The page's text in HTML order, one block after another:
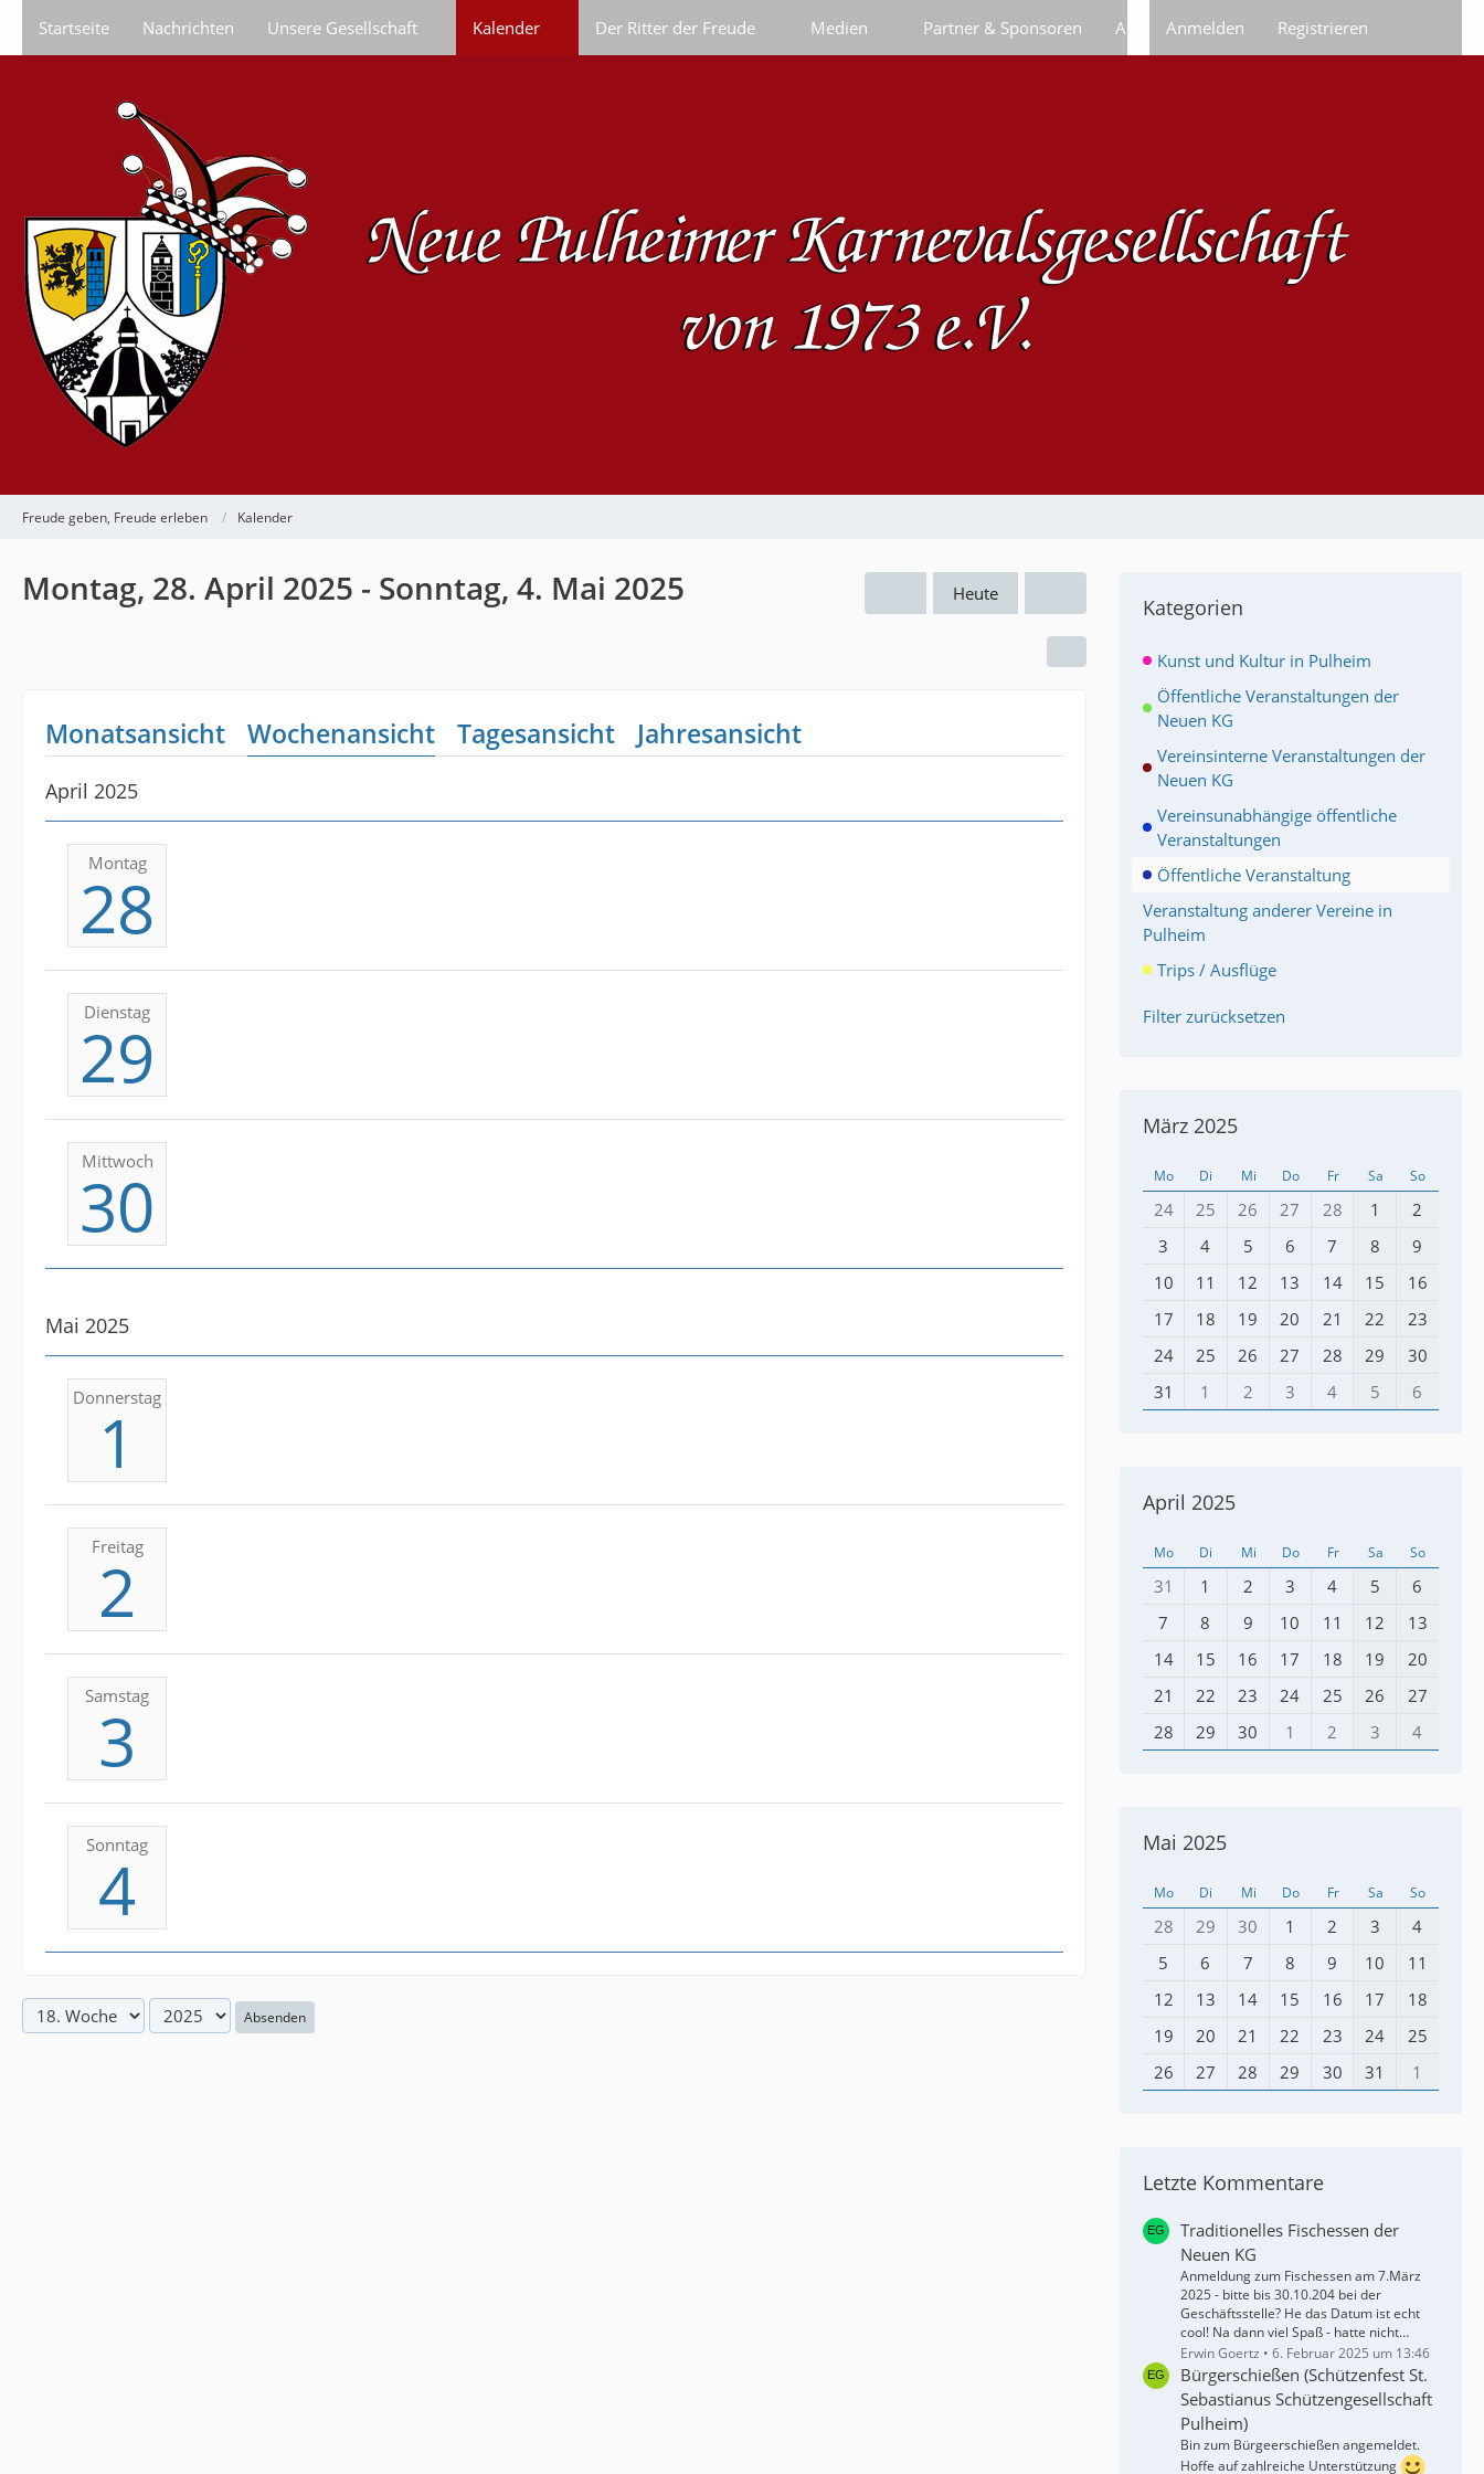
Startseite Nachrichten Unsere Gesellschaft Kalender Der Ritter der Freude Medien Partner & Sponsoren Anfragen/Bestellungen
Anmelden Registrieren
Freude geben, Freude erleben Kalender
Montag, 28. April 2025 - Sonntag, 4. Mai 2025 Heute
Monatsansicht Wochenansicht Tagesansicht Jahresansicht
April 2025
Montag
28
Dienstag
29
Mittwoch
30
Mai 2025
Donnerstag
1
Freitag
2
Samstag
3
Sonntag
4
Absenden
Kategorien
Kunst und Kultur in Pulheim
Öffentliche Veranstaltungen der
Neuen KG
Vereinsinterne Veranstaltungen der
Neuen KG
Vereinsunabhängige öffentliche
Veranstaltungen
Öffentliche Veranstaltung
Veranstaltung anderer Vereine in
Pulheim
Trips / Ausflüge
Filter zurücksetzen
März 2025
Mo Di Mi Do Fr Sa So
24 25 26 27 28 1
2
3
4 5 6 7 8
9
10
11 12 13 14 15
16
17
18 19 20 21 22
23
24
25 26 27 28 29
30
31
1 2 3 4 5 6
April 2025
Mo Di Mi Do Fr Sa So
31 1 2 3 4 5
6
7
8 9 10 11 12
13
14
15 16 17 18 19
20
21
22 23 24 25 26
27
28
29 30 1 2 3 4
Mai 2025
Mo Di Mi Do Fr Sa So
28 29 30 1 2 3
4
5
6 7 8 9 10
11
12
13 14 15 16 17
18
19
20 21 22 23 24
25
26
27 28 29 30 31 1
Letzte Kommentare
Traditionelles Fischessen der
Neuen KG
Anmeldung zum Fischessen am 7.März
2025 - bitte bis 30.10.204 bei der
Geschäftsstelle? He das Datum ist echt
cool! Na dann viel Spaß - hatte nicht…
Erwin Goertz
6. Februar 2025 um 13:46
Bürgerschießen (Schützenfest St.
Sebastianus Schützengesellschaft
Pulheim)
Bin zum Bürgeerschießen angemeldet.
Hoffe auf zahlreiche Unterstützung